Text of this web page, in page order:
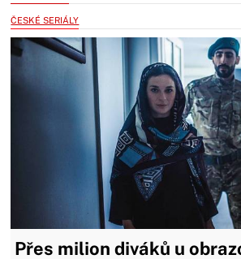
ČESKÉ SERIÁLY
Přes milion diváků u